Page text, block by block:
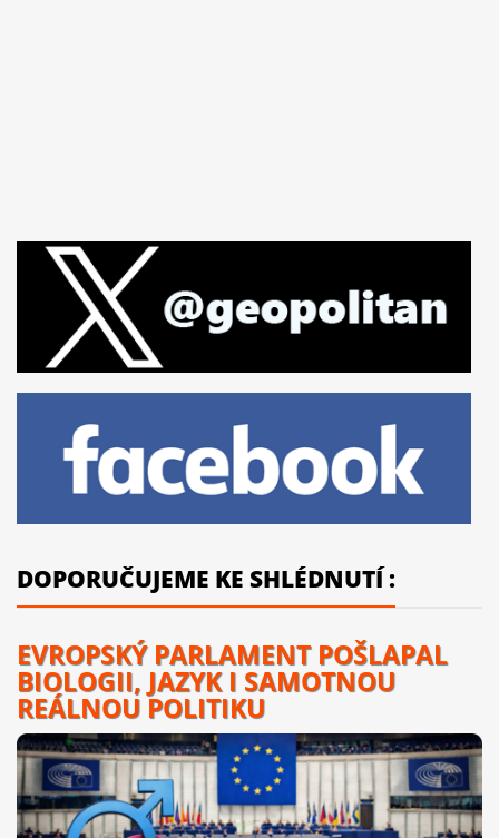
DOPORUČUJEME KE SHLÉDNUTÍ :
EVROPSKÝ PARLAMENT POŠLAPAL
BIOLOGII, JAZYK I SAMOTNOU
REÁLNOU POLITIKU